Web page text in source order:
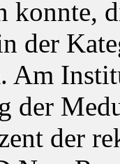
konnte,
der
Am
der
der